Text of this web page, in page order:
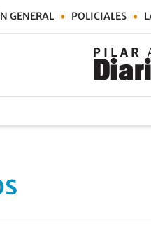
GENERAL POLICIALES